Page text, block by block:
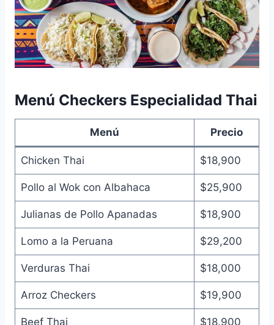
Menú Checkers Especialidad Thai
Menú Precio
Chicken Thai $18,900
Pollo al Wok con Albahaca $25,900
Julianas de Pollo Apanadas $18,900
Lomo a la Peruana $29,200
Verduras Thai $18,000
Arroz Checkers $19,900
Beef Thai $18.900